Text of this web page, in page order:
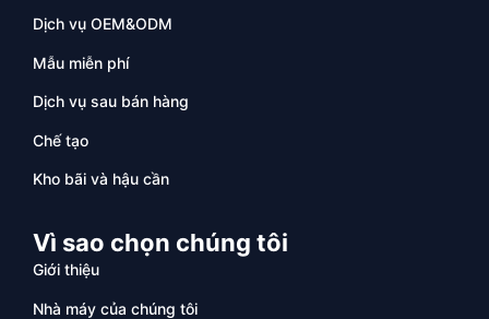
Dịch vụ OEM&ODM
Mẫu miễn phí
Dịch vụ sau bán hàng
Chế tạo
Kho bãi và hậu cần
Vì sao chọn chúng tôi
Giới thiệu
Nhà máy của chúng tôi